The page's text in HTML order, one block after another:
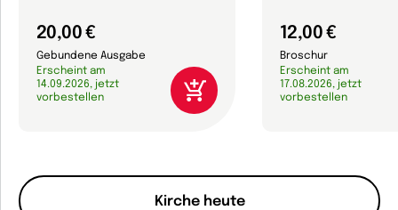
Kirche heute
20,00 €
Gebundene Ausgabe
Erscheint am
14.09.2026, jetzt
vorbestellen
12,00 €
Broschur
Erscheint am
17.08.2026, jetzt
vorbestellen